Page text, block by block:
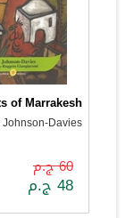
of Marrakesh
Davies
60 ج.م
48 ج.م